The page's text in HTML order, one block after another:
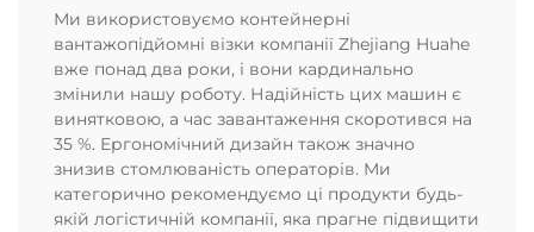
Ми використовуємо контейнерні
вантажопідйомні візки компанії Zhejiang Huahe
вже понад два роки, і вони кардинально
змінили нашу роботу. Надійність цих машин є
винятковою, а час завантаження скоротився на
35 %. Ергономічний дизайн також значно
знизив стомлюваність операторів. Ми
категорично рекомендуємо ці продукти будь-
якій логістичній компанії, яка прагне підвищити